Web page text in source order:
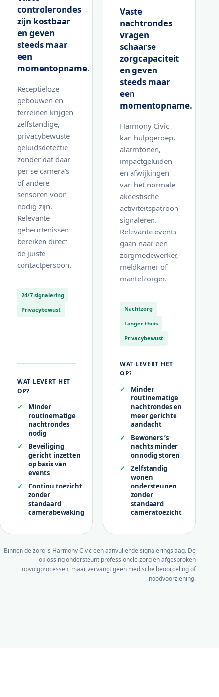
controlerondes
zijn kostbaar
en geven
steeds maar
een
momentopname.
Receptieloze
gebouwen en
terreinen krijgen
zelfstandige,
privacybewuste
geluidsdetectie
zonder dat daar
per se camera’s
of andere
sensoren voor
nodig zijn.
Relevante
gebeurtenissen
bereiken direct
de juiste
contactpersoon.
24/7 signalering
Privacybewust
WAT LEVERT HET
OP?
Minder
routinematige
nachtrondes
nodig
Beveiliging
gericht inzetten
op basis van
events
Continu toezicht
zonder
standaard
camerabewaking
Vaste
nachtrondes
vragen
schaarse
zorgcapaciteit
en geven
steeds maar
een
momentopname.
Harmony Civic
kan hulpgeroep,
alarmtonen,
impactgeluiden
en afwijkingen
van het normale
akoestische
activiteitspatroon
signaleren.
Relevante events
gaan naar een
zorgmedewerker,
meldkamer of
mantelzorger.
Nachtzorg
Langer thuis
Privacybewust
WAT LEVERT HET
OP?
Minder
routinematige
nachtrondes en
meer gerichte
aandacht
Bewoners ’s
nachts minder
onnodig storen
Zelfstandig
wonen
ondersteunen
zonder
standaard
cameratoezicht
Binnen de zorg is Harmony Civic een aanvullende signaleringslaag. De
oplossing ondersteunt professionele zorg en afgesproken
opvolgprocessen, maar vervangt geen medische beoordeling of
noodvoorziening.